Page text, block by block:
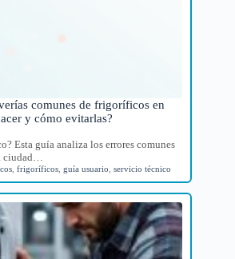
comunes de frigoríficos en
y cómo evitarlas?
Esta guía analiza los errores comunes
ciudad…
frigoríficos guía usuario servicio técnico